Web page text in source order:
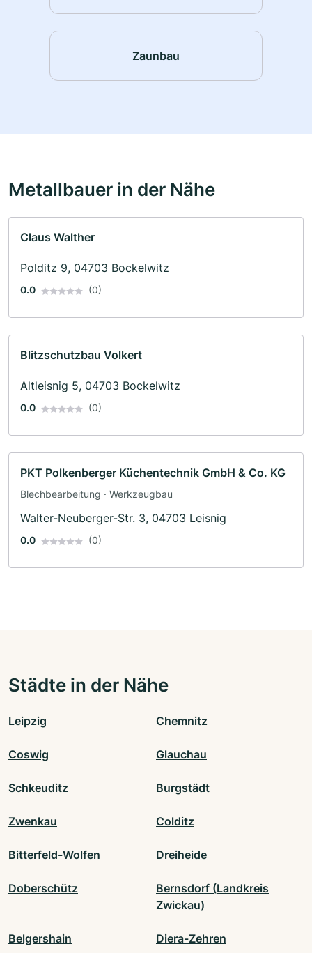
Zaunbau
Metallbauer in der Nähe
Claus Walther
Polditz 9, 04703 Bockelwitz
0.0 (0)
Blitzschutzbau Volkert
Altleisnig 5, 04703 Bockelwitz
0.0 (0)
PKT Polkenberger Küchentechnik GmbH & Co. KG
Blechbearbeitung · Werkzeugbau
Walter-Neuberger-Str. 3, 04703 Leisnig
0.0 (0)
Städte in der Nähe
Leipzig Chemnitz
Coswig Glauchau
Schkeuditz Burgstädt
Zwenkau Colditz
Bitterfeld-Wolfen Dreiheide
Doberschütz
Bernsdorf (Landkreis
Zwickau)
Belgershain Diera-Zehren